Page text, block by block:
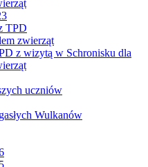
TPD
zwierząt
z wizytą w Schronisku dla
uczniów
Wulkanów